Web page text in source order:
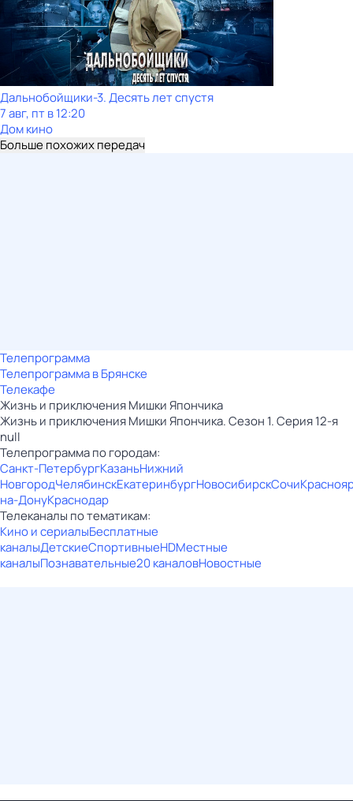
Дальнобойщики-3. Десять лет спустя
7 авг, пт в 12:20
Дом кино
Больше похожих передач
Телепрограмма
Телепрограмма в Брянске
Телекафе
Жизнь и приключения Мишки Япончика
Жизнь и приключения Мишки Япончика. Сезон 1. Серия 12-я
null
Телепрограмма по городам:
Санкт-ПетербургКазаньНижний
НовгородЧелябинскЕкатеринбургНовосибирскСочи
на-ДонуКраснодар
Телеканалы по тематикам:
Кино и сериалыБесплатные
каналыДетскиеСпортивныеHDМестные
каналыПознавательные20 каналовНовостные